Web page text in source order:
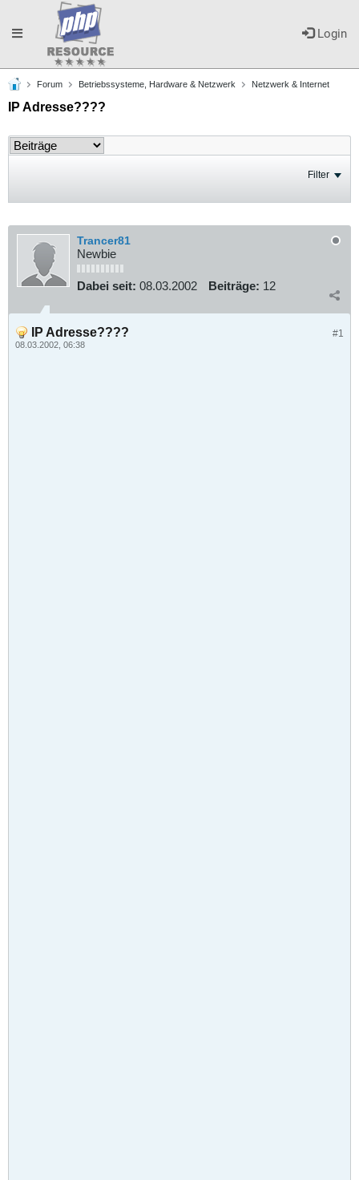
Login
Toggle
navigation
Forum Betriebssysteme, Hardware & Netzwerk Netzwerk & Internet
IP Adresse????
Filter
Trancer81
Newbie
Dabei seit: 08.03.2002 Beiträge: 12
#1
IP Adresse????
08.03.2002, 06:38